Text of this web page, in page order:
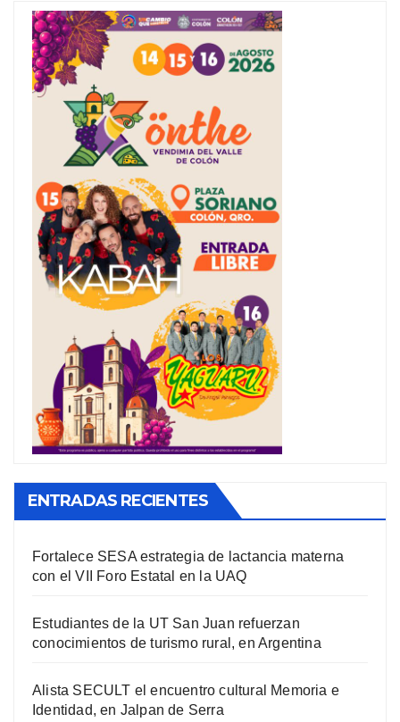
ENTRADAS RECIENTES
Fortalece SESA estrategia de lactancia materna
con el VII Foro Estatal en la UAQ
Estudiantes de la UT San Juan refuerzan
conocimientos de turismo rural, en Argentina
Alista SECULT el encuentro cultural Memoria e
Identidad, en Jalpan de Serra